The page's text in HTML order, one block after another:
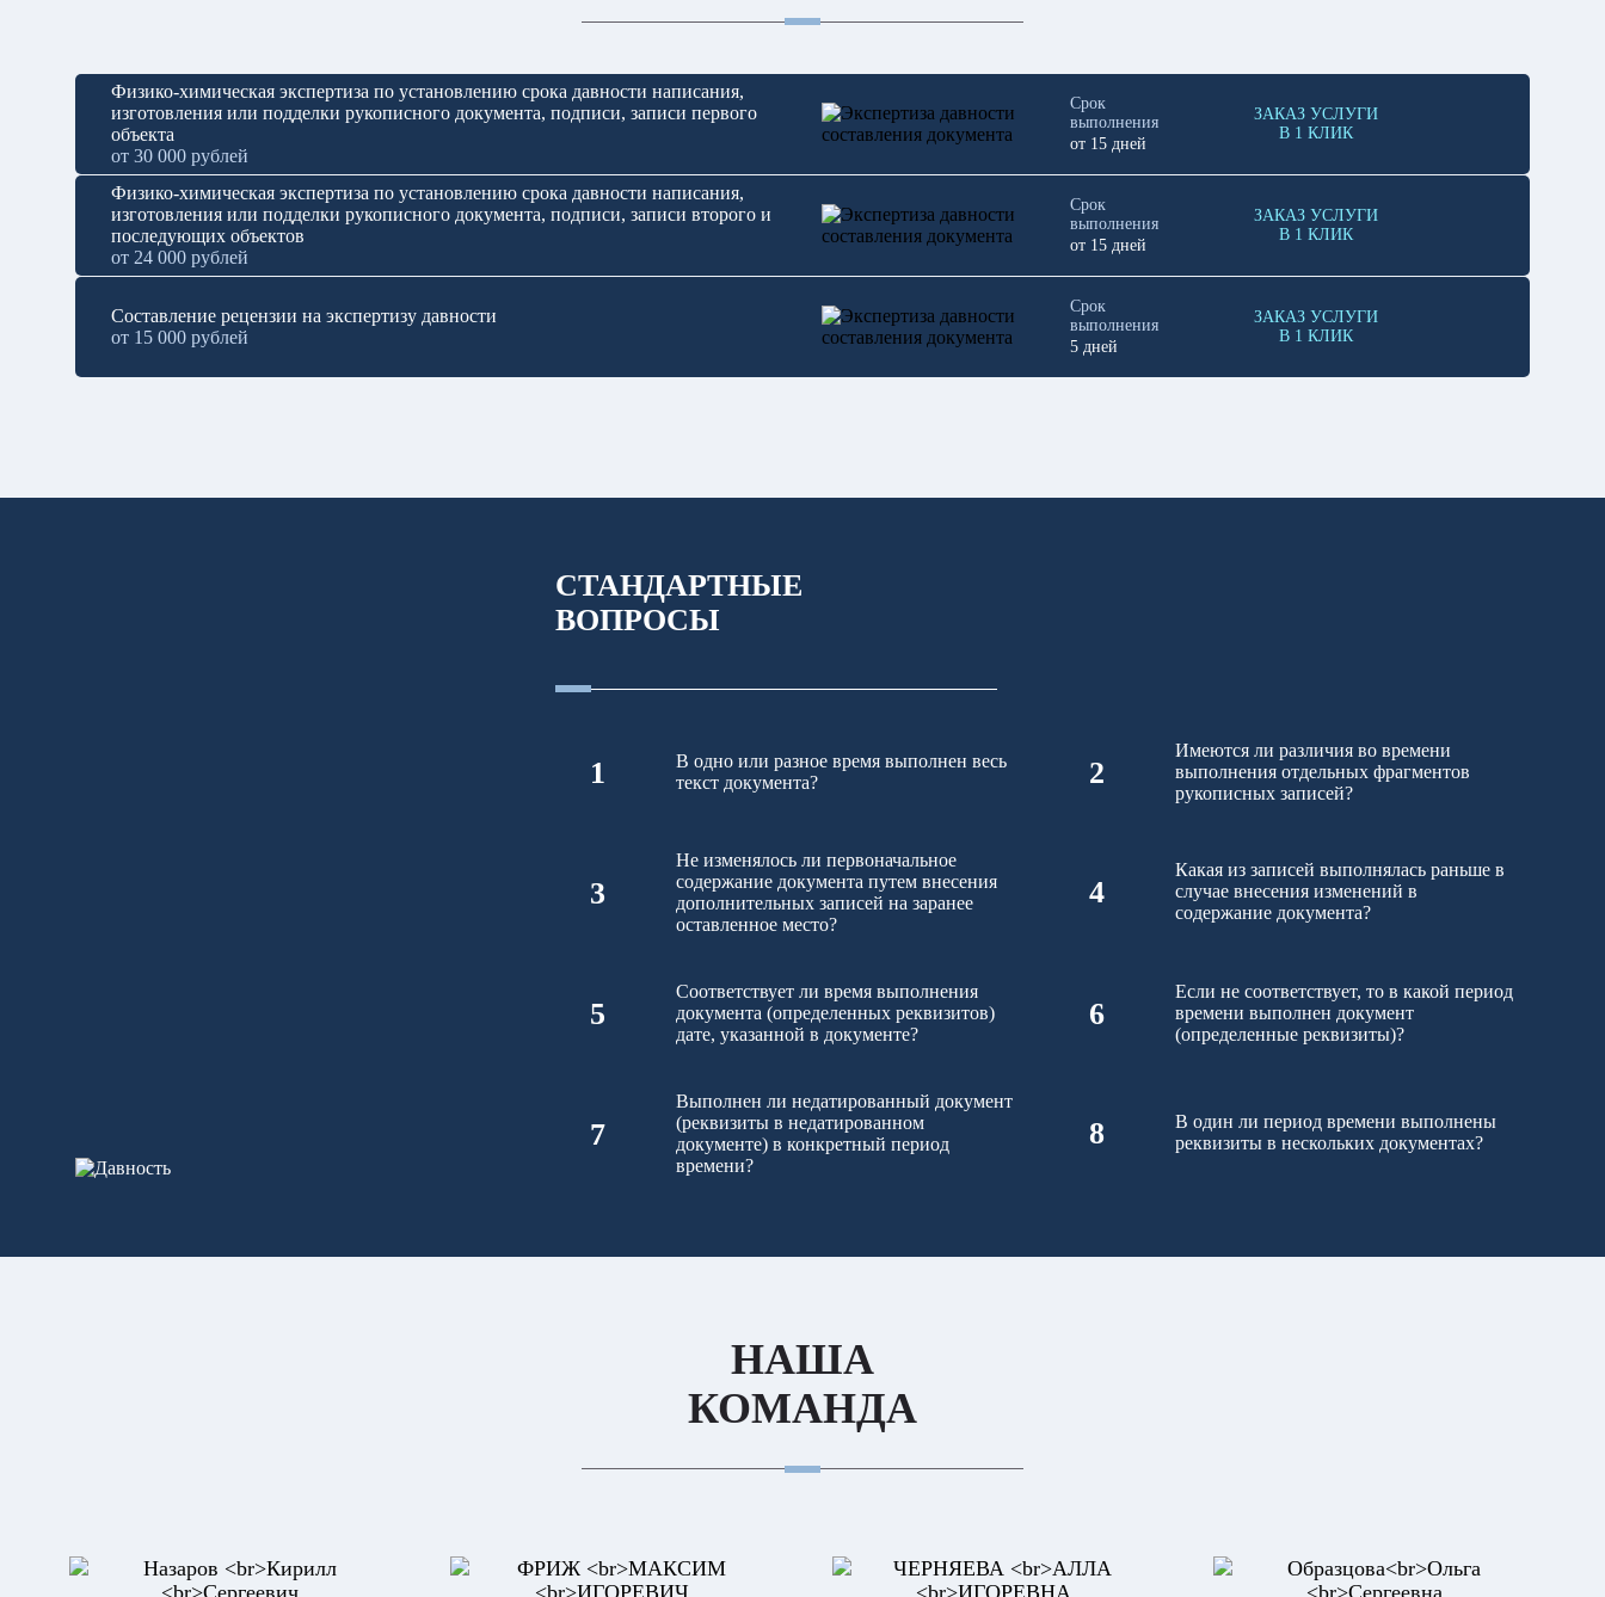
Физико-химическая экспертиза по установлению срока давности написания,
изготовления или подделки рукописного документа, подписи, записи первого
объекта
от 30 000 рублей
Срок
выполнения
от 15 дней
ЗАКАЗ УСЛУГИ
В 1 КЛИК
Физико-химическая экспертиза по установлению срока давности написания,
изготовления или подделки рукописного документа, подписи, записи второго и
последующих объектов
от 24 000 рублей
Срок
выполнения
от 15 дней
ЗАКАЗ УСЛУГИ
В 1 КЛИК
Составление рецензии на экспертизу давности
от 15 000 рублей
Срок
выполнения
5 дней
ЗАКАЗ УСЛУГИ
В 1 КЛИК
СТАНДАРТНЫЕ
ВОПРОСЫ
1
В одно или разное время выполнен весь
текст документа?
2
Имеются ли различия во времени
выполнения отдельных фрагментов
рукописных записей?
3
Не изменялось ли первоначальное
содержание документа путем внесения
дополнительных записей на заранее
оставленное место?
4
Какая из записей выполнялась раньше в
случае внесения изменений в
содержание документа?
5
Соответствует ли время выполнения
документа (определенных реквизитов)
дате, указанной в документе?
6
Если не соответствует, то в какой период
времени выполнен документ
(определенные реквизиты)?
7
Выполнен ли недатированный документ
(реквизиты в недатированном
документе) в конкретный период
времени?
8
В один ли период времени выполнены
реквизиты в нескольких документах?
НАША
КОМАНДА